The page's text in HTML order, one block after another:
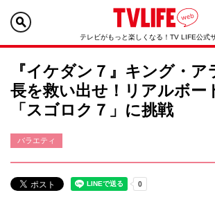
テレビがもっと楽しくなる！TV LIFE公式
『イケダン７』キング・
長を救い出せ！リアルボー
「スゴロク７」に挑戦
バラエティ